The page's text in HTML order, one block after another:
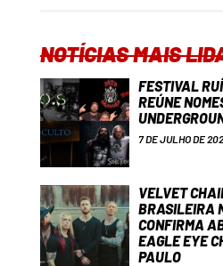
NOTÍCIAS MAIS
FESTIVAL
REÚNE
7 DE JULHO DE
VELVET
BRASILEIRA
CONFIRMA
EAGLE EYE
PAULO